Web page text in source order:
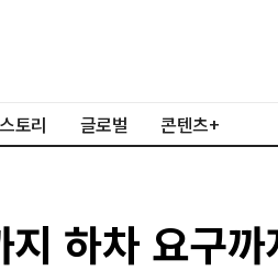
스토리 글로벌 콘텐츠+
하차 요구까